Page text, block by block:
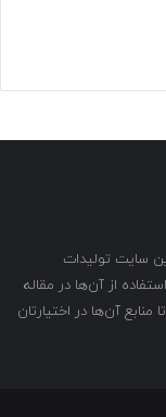
سایت تولیدات
از آن‌ها در مقاله
آن‌ها در اختیارتان